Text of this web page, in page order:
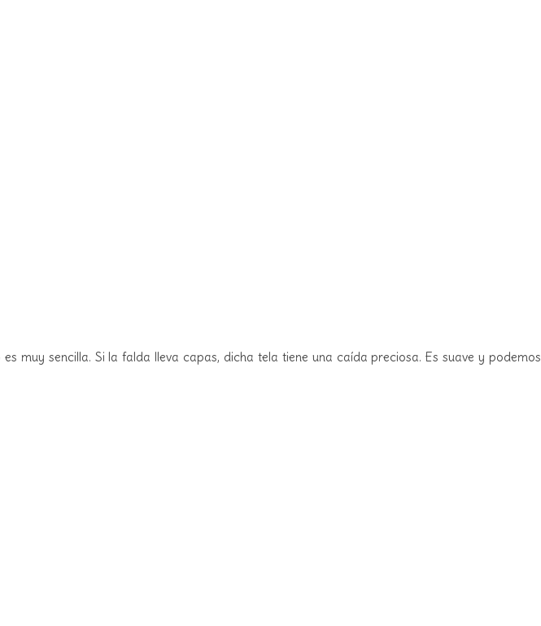
muy sencilla. Si la falda lleva capas, dicha tela tiene una caída preciosa. Es suave y podemos